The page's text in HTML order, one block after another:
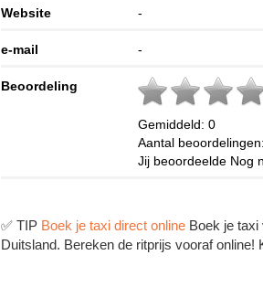
Website -
e-mail -
Beoordeling
Gemiddeld:0
Aantal
Jij beoordeelde Nog
✅ TIP Boek je taxi direct online Boek je taxi
Duitsland. Bereken de ritprijs vooraf